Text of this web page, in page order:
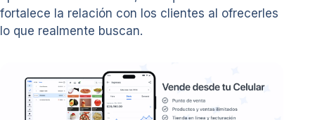
fortalece la relación con los clientes al ofrecerles
lo que realmente buscan.